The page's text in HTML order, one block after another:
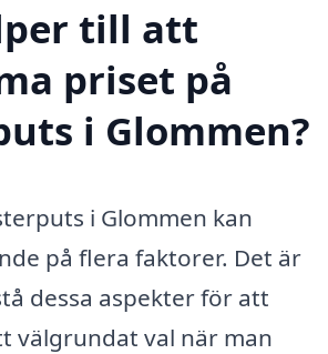
till att
priset på
i Glommen?
i Glommen kan
på flera faktorer. Det är
dessa aspekter för att
välgrundat val när man